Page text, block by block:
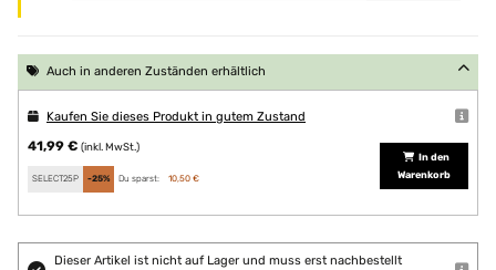
Auch in anderen Zuständen erhältlich
Kaufen Sie dieses Produkt in gutem Zustand
41,99 € (inkl. MwSt.)
SELECT25P -25% Du sparst: 10,50 €
In den
Warenkorb
Dieser Artikel ist nicht auf Lager und muss erst nachbestellt